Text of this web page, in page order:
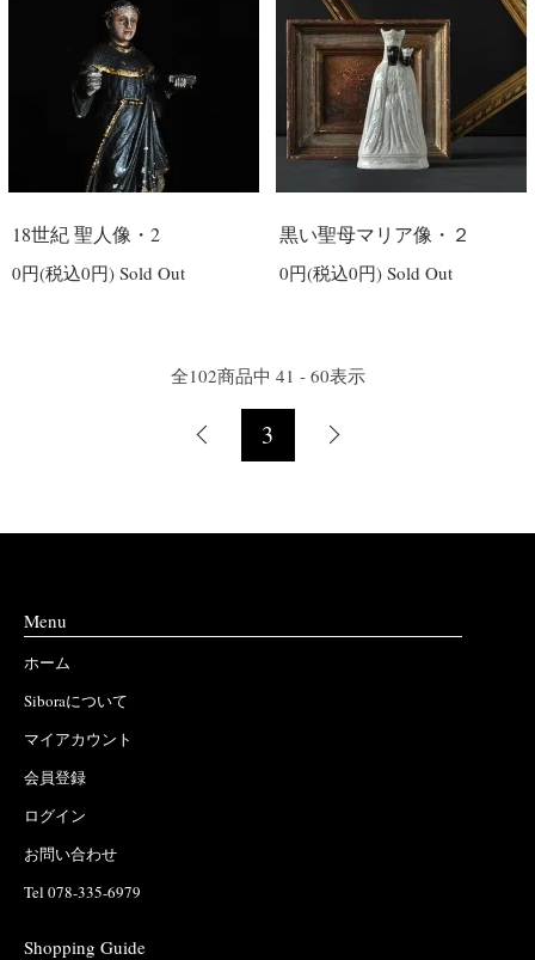
18世紀 聖人像・2
0円(税込0円) Sold Out
黒い聖母マリア像・２
0円(税込0円) Sold Out
全102商品中 41 - 60表示
3
Menu
ホーム
Siboraについて
マイアカウント
会員登録
ログイン
お問い合わせ
Tel 078-335-6979
Shopping Guide